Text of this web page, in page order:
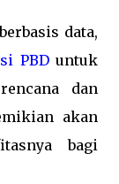
data,
PBDuntuk
dan
akan
bagi